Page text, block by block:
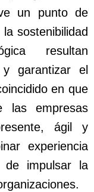
un punto de
sostenibilidad
resultan
garantizar el
en que
las empresas
ágil y
experiencia
de impulsar la